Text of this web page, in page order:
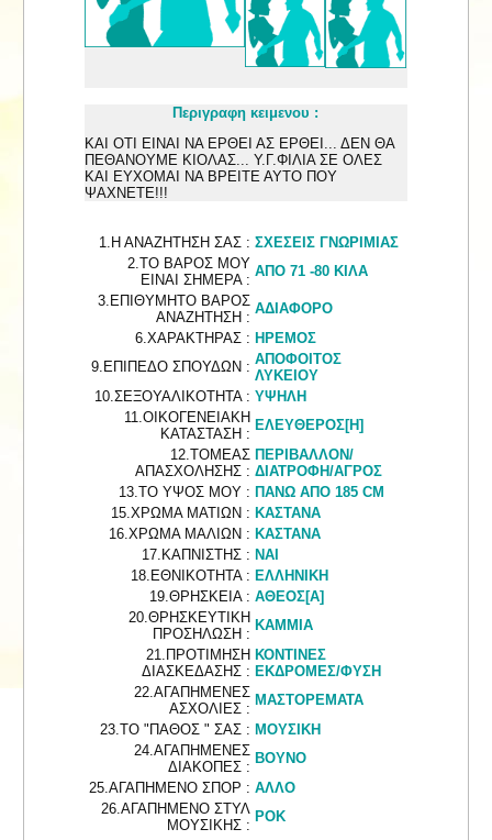
Περιγραφη κειμενου :
ΚΑΙ ΟΤΙ ΕΙΝΑΙ ΝΑ ΕΡΘΕΙ ΑΣ ΕΡΘΕΙ... ΔΕΝ ΘΑ
ΠΕΘΑΝΟΥΜΕ ΚΙΟΛΑΣ... Υ.Γ.ΦΙΛΙΑ ΣΕ ΟΛΕΣ
ΚΑΙ ΕΥΧΟΜΑΙ ΝΑ ΒΡΕΙΤΕ ΑΥΤΟ ΠΟΥ
ΨΑΧΝΕΤΕ!!!
1.Η ΑΝΑΖΗΤΗΣΗ ΣΑΣ : ΣΧΕΣΕΙΣ ΓΝΩΡΙΜΙΑΣ
2.ΤΟ ΒΑΡΟΣ ΜΟΥ
ΕΙΝΑΙ ΣΗΜΕΡΑ :
ΑΠΟ 71 -80 ΚΙΛΑ
3.ΕΠΙΘΥΜΗΤΟ ΒΑΡΟΣ
ΑΝΑΖΗΤΗΣΗ :
ΑΔΙΑΦΟΡΟ
6.ΧΑΡΑΚΤΗΡΑΣ : ΗΡΕΜΟΣ
9.ΕΠΙΠΕΔΟ ΣΠΟΥΔΩΝ : ΑΠΟΦΟΙΤΟΣ
ΛΥΚΕΙΟΥ
10.ΣΕΞΟΥΑΛΙΚΟΤΗΤΑ : ΥΨΗΛΗ
11.ΟΙΚΟΓΕΝΕΙΑΚΗ
ΚΑΤΑΣΤΑΣΗ :
ΕΛΕΥΘΕΡΟΣ[Η]
12.ΤΟΜΕΑΣ
ΑΠΑΣΧΟΛΗΣΗΣ :
ΠΕΡΙΒΑΛΛΟΝ/
ΔΙΑΤΡΟΦΗ/ΑΓΡΟΣ
13.ΤΟ ΥΨΟΣ ΜΟΥ : ΠΑΝΩ ΑΠΟ 185 CM
15.ΧΡΩΜΑ ΜΑΤΙΩΝ : ΚΑΣΤΑΝΑ
16.ΧΡΩΜΑ ΜΑΛΙΩΝ : ΚΑΣΤΑΝΑ
17.ΚΑΠΝΙΣΤΗΣ : ΝΑΙ
18.ΕΘΝΙΚΟΤΗΤΑ : ΕΛΛΗΝΙΚΗ
19.ΘΡΗΣΚΕΙΑ : ΑΘΕΟΣ[Α]
20.ΘΡΗΣΚΕΥΤΙΚΗ
ΠΡΟΣΗΛΩΣΗ :
ΚΑΜΜΙΑ
21.ΠΡΟΤΙΜΗΣΗ
ΔΙΑΣΚΕΔΑΣΗΣ :
ΚΟΝΤΙΝΕΣ
ΕΚΔΡΟΜΕΣ/ΦΥΣΗ
22.ΑΓΑΠΗΜΕΝΕΣ
ΑΣΧΟΛΙΕΣ :
ΜΑΣΤΟΡΕΜΑΤΑ
23.ΤΟ "ΠΑΘΟΣ " ΣΑΣ : ΜΟΥΣΙΚΗ
24.ΑΓΑΠΗΜΕΝΕΣ
ΔΙΑΚΟΠΕΣ :
ΒΟΥΝΟ
25.ΑΓΑΠΗΜΕΝΟ ΣΠΟΡ : ΑΛΛΟ
26.ΑΓΑΠΗΜΕΝΟ ΣΤΥΛ
ΜΟΥΣΙΚΗΣ :
ΡΟΚ